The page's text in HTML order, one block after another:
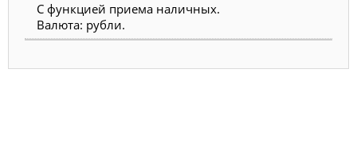
С функцией приема наличных.
Валюта: рубли.